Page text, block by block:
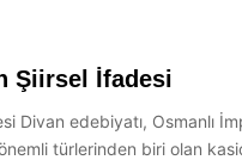
Şiirsel İfadesi
Divan edebiyatı,
türlerinden biri olan